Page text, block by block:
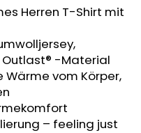
Herren T-Shirt mit
-Material
Wärme vom Körper,
– feeling just